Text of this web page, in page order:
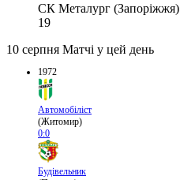
СК Металург (Запоріжжя)
19
10 серпня Матчі у цей день
1972
Автомобіліст
(Житомир)
0:0
Будівельник